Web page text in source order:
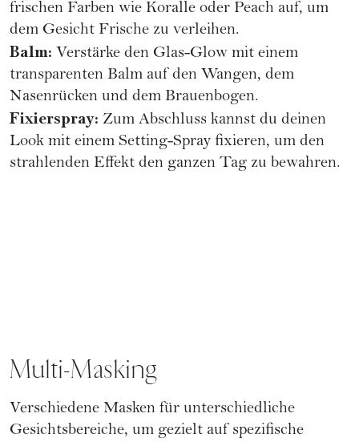
frischen Farben wie Koralle oder Peach auf, um
dem Gesicht Frische zu verleihen.
Balm: Verstärke den Glas-Glow mit einem
transparenten Balm auf den Wangen, dem
Nasenrücken und dem Brauenbogen.
Fixierspray: Zum Abschluss kannst du deinen
Look mit einem Setting-Spray fixieren, um den
strahlenden Effekt den ganzen Tag zu bewahren.
Multi-Masking
Verschiedene Masken für unterschiedliche
Gesichtsbereiche, um gezielt auf spezifische